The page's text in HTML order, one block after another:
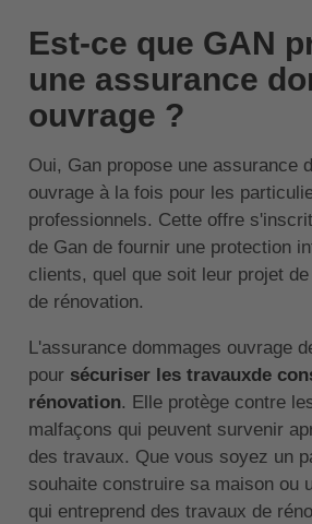
Est-ce que GAN
une assurance
ouvrage ?
Oui, Gan propose une assurance
ouvrage à la fois pour les
professionnels. Cette offre
de Gan de fournir une protection
clients, quel que soit leur projet
de rénovation.
L'assurance dommages ouvrage
pour sécuriser les travauxde
rénovation. Elle protège contre
malfaçons qui peuvent survenir
des travaux. Que vous soyez un
souhaite construire sa maison ou
qui entreprend des travaux de